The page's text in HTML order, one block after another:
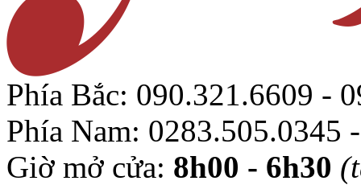
Phía Bắc: 090.321.6609 -
Phía Nam: 0283.505.0345
Giờ mở cửa: 8h00 - 6h30